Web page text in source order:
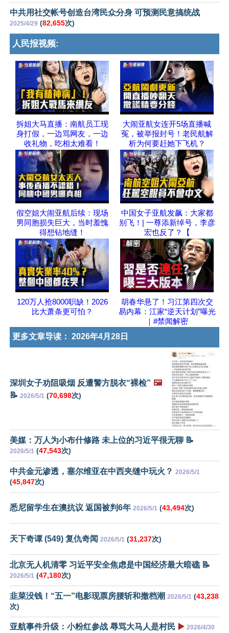
中共用社交帐号创造台湾民众分身 可预测民意搞统战
2025/4/29 (82,655次)
人民报视频:
拆姐大马直播：南航员工现
身打假，一边骂网友，一边
收礼物，吃相太难看！
大闹亚航女连开5场直播喊
冤，被举报封号！老民航解
析为何要赶她下飞机？
假空姐大闹亚航后续：现场
男同胞损失巨大，当时羞愧
得想钻地缝！
中国女子亚航发飙：大家都
别飞！| 一尊添新绰号，李彦
宏也反了？【
120万人抢8000职缺！2026
比大萧条更可怕？
胡春华悬了！习江第四次交
易内幕：江家“逆天计划”曝光
｜#禁闻解密
更多文章导读： 2026年4月28日
深圳女子劝阻吸烟 反遭警方脱衣“裸检” 🖼️
📝 2026/5/1 (70,698次)
美媒：万人为小布什修路 未上位的习近平很无聊 📝
2026/5/1 (47,543次)
中共金元渗透，塞尔维亚在中西夹缝中玩火？ 2026/5/1
(45,847次)
悉尼留学生在澳抗议 返国被判6年 2026/5/1 (43,494次)
天下奇谭 (549) 复仇奇闻 2026/5/1 (31,237次)
北京无人机清零 习近平安全焦虑是中国经济最大暗礁 📝
2026/5/1 (47,180次)
韭菜没钱！“五一”电影现票房腰斩和撤档潮 2026/5/1 (43,238
次)
亚航事件升级：小粉红参战 辱骂大马人是村民 ▶️ 2026/4/30